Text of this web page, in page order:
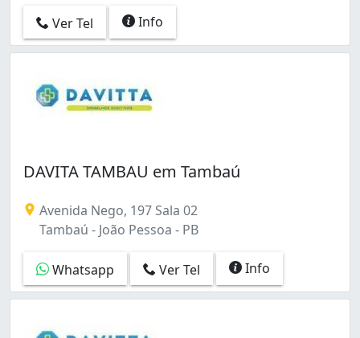
Ver Tel Info
DAVITA TAMBAU em Tambaú
Avenida Nego, 197 Sala 02
Tambaú - João Pessoa - PB
Whatsapp Ver Tel Info